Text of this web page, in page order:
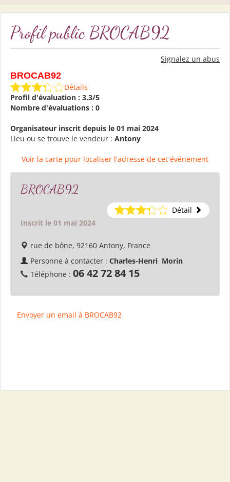
Profil public BROCAB92
Signalez un abus
BROCAB92
Détails
Profil d'évaluation : 3.3/5
Nombre d'évaluations : 0
Organisateur inscrit depuis le 01 mai 2024
Lieu ou se trouve le vendeur : Antony
Voir la carte pour localiser l'adresse de cet événement
BROCAB92
Détail
Inscrit le 01 mai 2024
rue de bône, 92160 Antony, France
Personne à contacter : Charles-Henri Morin
Téléphone : 06 42 72 84 15
Envoyer un email à BROCAB92